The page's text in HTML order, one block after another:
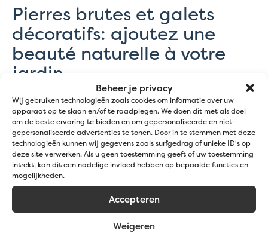
Beheer je privacy
Wij gebruiken technologieën zoals cookies om informatie over uw
apparaat op te slaan en/of te raadplegen. We doen dit met als doel
om de beste ervaring te bieden en om gepersonaliseerde en niet-
gepersonaliseerde advertenties te tonen. Door in te stemmen met deze
technologieën kunnen wij gegevens zoals surfgedrag of unieke ID's op
deze site verwerken. Als u geen toestemming geeft of uw toestemming
intrekt, kan dit een nadelige invloed hebben op bepaalde functies en
mogelijkheden.
Accepteren
Weigeren
Pierres brutes et galets
décoratifs: ajoutez une
beauté naturelle à votre
jardin
Les pierres brutes et les galets décoratifs sont un
choix polyvalent pour divers projets de jardin. Du
remplissage des gabions à leur utilisation
comme couverture de sol décorative ou accent
dans le jardin avant.
Pour une couverture de sol efficace, nous
conseillons une couche d’au moins 10 cm pour
éviter la visibilité du feutre anti-racines.